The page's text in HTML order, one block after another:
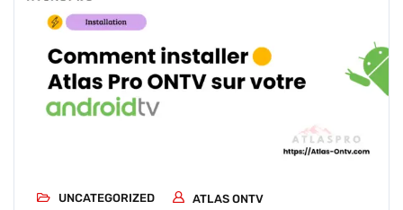
UNCATEGORIZED
ATLAS ONTV